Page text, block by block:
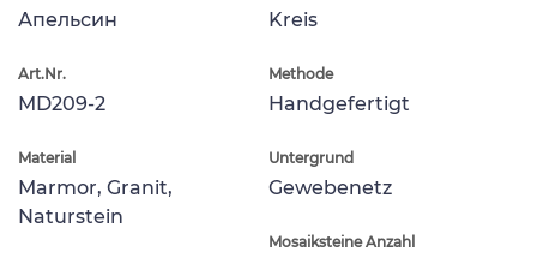
Апельсин Kreis
Art.Nr.
MD209-2
Methode
Handgefertigt
Material
Marmor, Granit,
Naturstein
Untergrund
Gewebenetz
Mosaiksteine Anzahl